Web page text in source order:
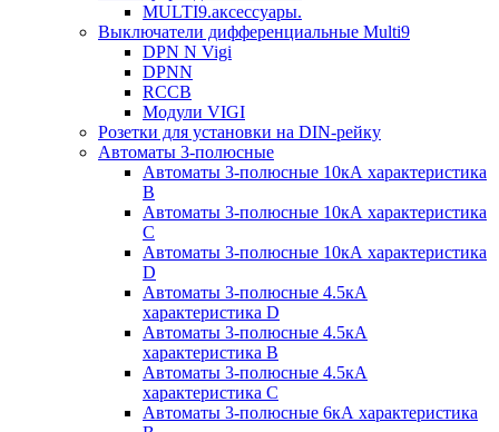
MULTI9.аксессуары.
Выключатели дифференциальные Multi9
DPN N Vigi
DPNN
RCCB
Модули VIGI
Розетки для установки на DIN-рейку
Автоматы 3-полюсные
Автоматы 3-полюсные 10кА характеристика
B
Автоматы 3-полюсные 10кА характеристика
C
Автоматы 3-полюсные 10кА характеристика
D
Автоматы 3-полюсные 4.5кА
характеристика D
Автоматы 3-полюсные 4.5кА
характеристика В
Автоматы 3-полюсные 4.5кА
характеристика С
Автоматы 3-полюсные 6кА характеристика